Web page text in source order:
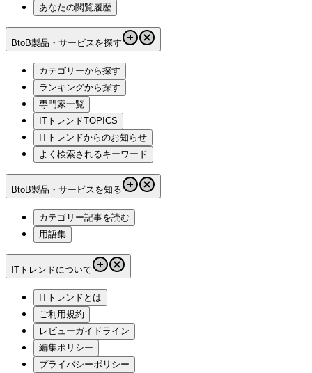
あなたの閲覧履歴
BtoB製品・サービスを探す
カテゴリーから探す
ランキングから探す
専門家一覧
ITトレンドTOPICS
ITトレンドからのお知らせ
よく検索されるキーワード
BtoB製品・サービスを知る
カテゴリー記事を読む
用語集
ITトレンドについて
ITトレンドとは
ご利用規約
レビューガイドライン
編集ポリシー
プライバシーポリシー